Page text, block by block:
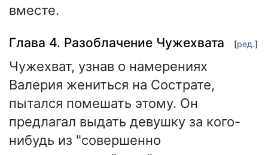
вместе.
Глава 4. Разоблачение Чужехвата [ред.]
Чужехват, узнав о намерениях
Валерия жениться на Сострате,
пытался помешать этому. Он
предлагал выдать девушку за кого-
нибудь из "совершенно